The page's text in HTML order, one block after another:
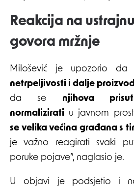
Reakcija na
govora mržnje
Milošević je upozorio
netrpeljivosti i dalje
da se njihova
normalizirati u javnom
se velika većina građana s
je važno reagirati svaki
poruke pojave”, naglasio je.
U objavi je podsjetio i